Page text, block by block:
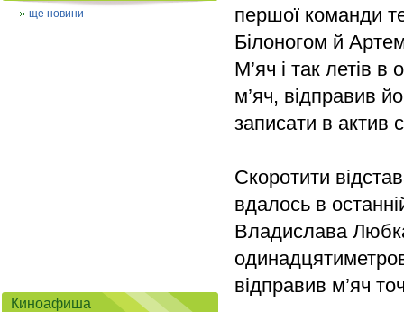
першої команди
Білоногом й
М’яч і так летів
м’яч, відправив
записати в актив
Скоротити
вдалось в
Владислава Любка
відправив м’яч
ще новини
Киноафиша